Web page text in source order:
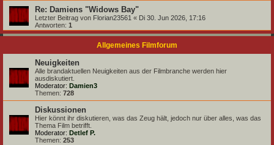
Re: Damiens "Widows Bay"
Letzter Beitrag von Florian23561 « Di 30. Jun 2026, 17:16
Antworten: 1
Allgemeines Filmforum
Neuigkeiten
Alle brandaktuellen Neuigkeiten aus der Filmbranche werden hier
ausdiskutiert.
Moderator: Damien3
Themen: 728
Diskussionen
Hier könnt ihr diskutieren, was das Zeug hält, jedoch nur über alles, was das
Thema Film betrifft.
Moderator: Detlef P.
Themen: 253